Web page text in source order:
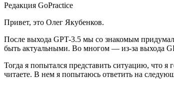
Редакция GoPractice
Привет, это Олег Якубенков.
После выхода GPT-3.5 мы со знакомым
быть актуальными. Во многом — из-за выхода
Тогда я попытался представить ситуацию, что
читаете. В нем я попытаюсь ответить на